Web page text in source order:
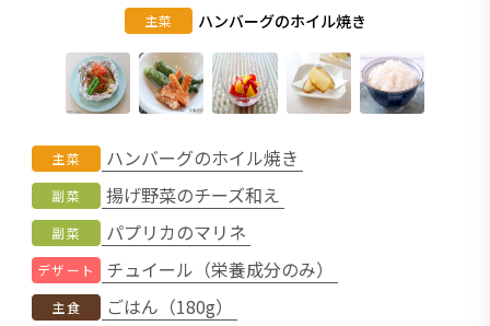
主菜 ハンバーグのホイル焼き
主菜 ハンバーグのホイル焼き
副菜 揚げ野菜のチーズ和え
副菜 パプリカのマリネ
デザート チュイール（栄養成分のみ）
主食 ごはん（180g）